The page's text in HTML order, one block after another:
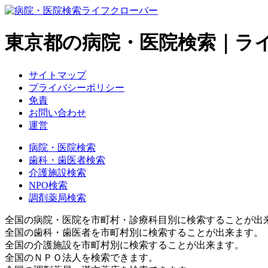
東京都の病院・医院検索｜ラ
サイトマップ
プライバシーポリシー
免責
お問い合わせ
運営
病院・医院検索
歯科・歯医者検索
介護施設検索
NPO検索
調剤薬局検索
全国の病院・医院を市町村・診療科目別に検索することが出
全国の歯科・歯医者を市町村別に検索することが出来ます。
全国の介護施設を市町村別に検索することが出来ます。
全国のＮＰＯ法人を検索できます。